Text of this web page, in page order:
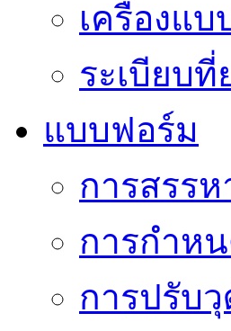
เครื่องแ
ระเบียบที่
แบบฟอร์ม
การสรรห
การกำห
การปรับ